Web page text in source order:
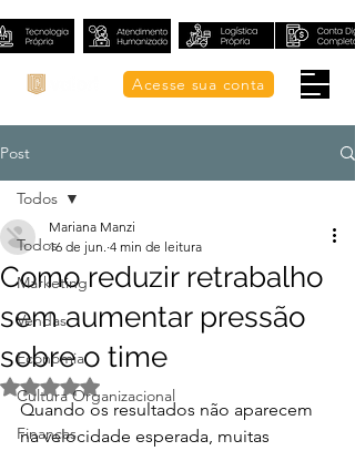
Acesse sua conta
Post
Todos
Marketing
Vendas
Economia
Cultura Organizacional
Finanças
Todos
Como reduzir retrabalho
sem aumentar pressão
sobre o time
Mariana Manzi
16 de jun. 4 min de leitura
Avaliado com NaN de 5 estrelas.
Quando os resultados não aparecem
na velocidade esperada, muitas